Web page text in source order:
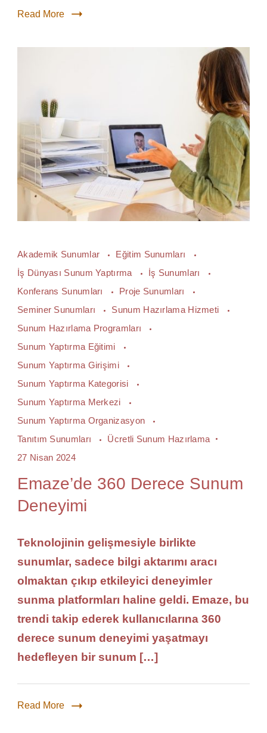
Read More
Akademik Sunumlar
Eğitim Sunumları
İş Dünyası Sunum Yaptırma
İş Sunumları
Konferans Sunumları
Proje Sunumları
Seminer Sunumları
Sunum Hazırlama Hizmeti
Sunum Hazırlama Programları
Sunum Yaptırma Eğitimi
Sunum Yaptırma Girişimi
Sunum Yaptırma Kategorisi
Sunum Yaptırma Merkezi
Sunum Yaptırma Organizasyon
Tanıtım Sunumları
Ücretli Sunum Hazırlama
27 Nisan 2024
Emaze’de 360 Derece Sunum
Deneyimi
Teknolojinin gelişmesiyle birlikte
sunumlar, sadece bilgi aktarımı aracı
olmaktan çıkıp etkileyici deneyimler
sunma platformları haline geldi. Emaze, bu
trendi takip ederek kullanıcılarına 360
derece sunum deneyimi yaşatmayı
hedefleyen bir sunum […]
Read More